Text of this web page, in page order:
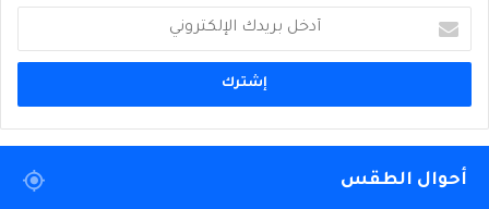
بريدك
الإلكتروني
أحوال الطقس